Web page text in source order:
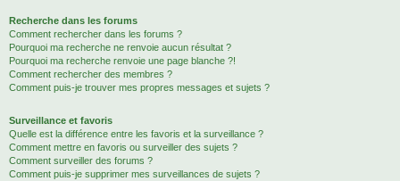
Recherche dans les forums
Comment rechercher dans les forums ?
Pourquoi ma recherche ne renvoie aucun résultat ?
Pourquoi ma recherche renvoie une page blanche ?!
Comment rechercher des membres ?
Comment puis-je trouver mes propres messages et sujets ?
Surveillance et favoris
Quelle est la différence entre les favoris et la surveillance ?
Comment mettre en favoris ou surveiller des sujets ?
Comment surveiller des forums ?
Comment puis-je supprimer mes surveillances de sujets ?